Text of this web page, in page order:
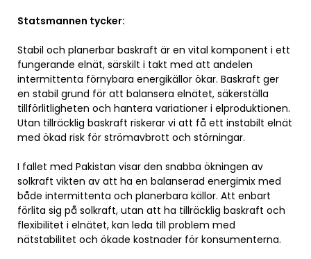
Statsmannen tycker:
Stabil och planerbar baskraft är en vital komponent i ett
fungerande elnät, särskilt i takt med att andelen
intermittenta förnybara energikällor ökar. Baskraft ger
en stabil grund för att balansera elnätet, säkerställa
tillförlitligheten och hantera variationer i elproduktionen.
Utan tillräcklig baskraft riskerar vi att få ett instabilt elnät
med ökad risk för strömavbrott och störningar.
I fallet med Pakistan visar den snabba ökningen av
solkraft vikten av att ha en balanserad energimix med
både intermittenta och planerbara källor. Att enbart
förlita sig på solkraft, utan att ha tillräcklig baskraft och
flexibilitet i elnätet, kan leda till problem med
nätstabilitet och ökade kostnader för konsumenterna.